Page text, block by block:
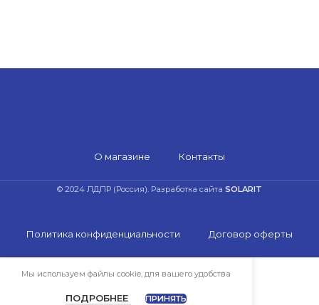
О магазине Контакты
© 2024 ЛДПР (Россия). Разработка сайта SOLARIT
Политика конфиденциальности Договор оферты
Мы используем файлы cookie, для вашего удобства
ПОДРОБНЕЕ ПРИНЯТЬ
Список желаний
КорзинаМеню